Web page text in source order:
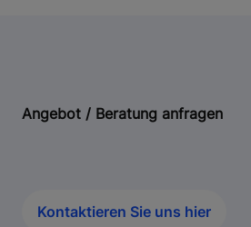
Angebot / Beratung anfragen
Kontaktieren Sie uns hier